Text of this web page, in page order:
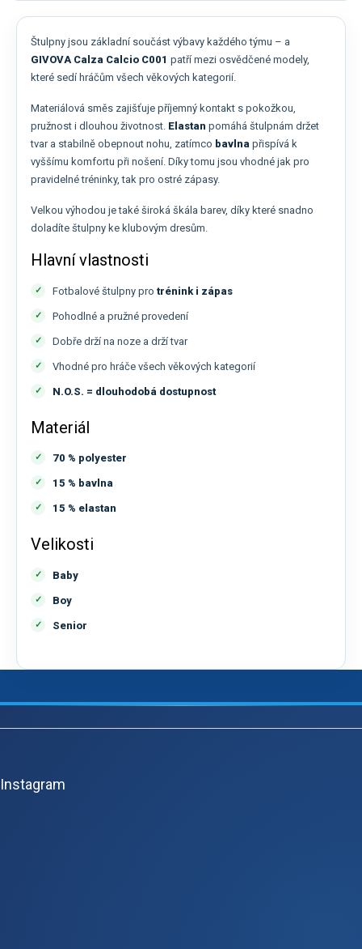
Štulpny jsou základní součást výbavy každého týmu – a
GIVOVA Calza Calcio C001 patří mezi osvědčené modely,
které sedí hráčům všech věkových kategorií.
Materiálová směs zajišťuje příjemný kontakt s pokožkou,
pružnost i dlouhou životnost. Elastan pomáhá štulpnám držet
tvar a stabilně obepnout nohu, zatímco bavlna přispívá k
vyššímu komfortu při nošení. Díky tomu jsou vhodné jak pro
pravidelné tréninky, tak pro ostré zápasy.
Velkou výhodou je také široká škála barev, díky které snadno
doladíte štulpny ke klubovým dresům.
Hlavní vlastnosti
Fotbalové štulpny pro trénink i zápas
Pohodlné a pružné provedení
Dobře drží na noze a drží tvar
Vhodné pro hráče všech věkových kategorií
N.O.S. = dlouhodobá dostupnost
Materiál
70 % polyester
15 % bavlna
15 % elastan
Velikosti
Baby
Boy
Senior
Z
Instagram